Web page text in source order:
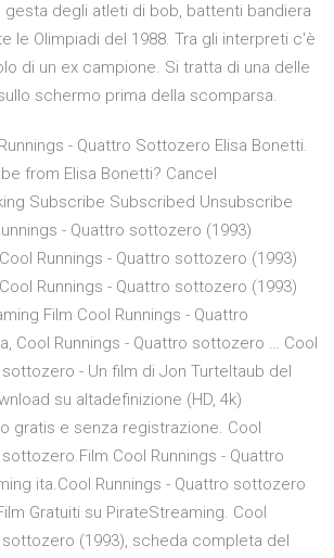
gesta degli atleti di bob, battenti bandiera
le Olimpiadi del 1988. Tra gli interpreti c'è
di un ex campione. Si tratta di una delle
schermo prima della scomparsa.
- Quattro Sottozero Elisa Bonetti.
from Elisa Bonetti? Cancel
Subscribe Subscribed Unsubscribe
- Quattro sottozero (1993)
Runnings - Quattro sottozero (1993)
Runnings - Quattro sottozero (1993)
Film Cool Runnings - Quattro
Cool Runnings - Quattro sottozero … Cool
sottozero - Un film di Jon Turteltaub del
su altadefinizione (HD, 4k)
gratis e senza registrazione. Cool
Cool Runnings - Quattro
ita.Cool Runnings - Quattro sottozero
Gratuiti su PirateStreaming. Cool
sottozero (1993), scheda completa del